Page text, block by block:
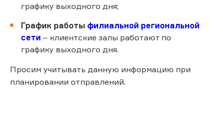
графику выходного дня;
График работы филиальной региональной
сети – клиентские залы работают по
графику выходного дня.
Просим учитывать данную информацию при
планировании отправлений.